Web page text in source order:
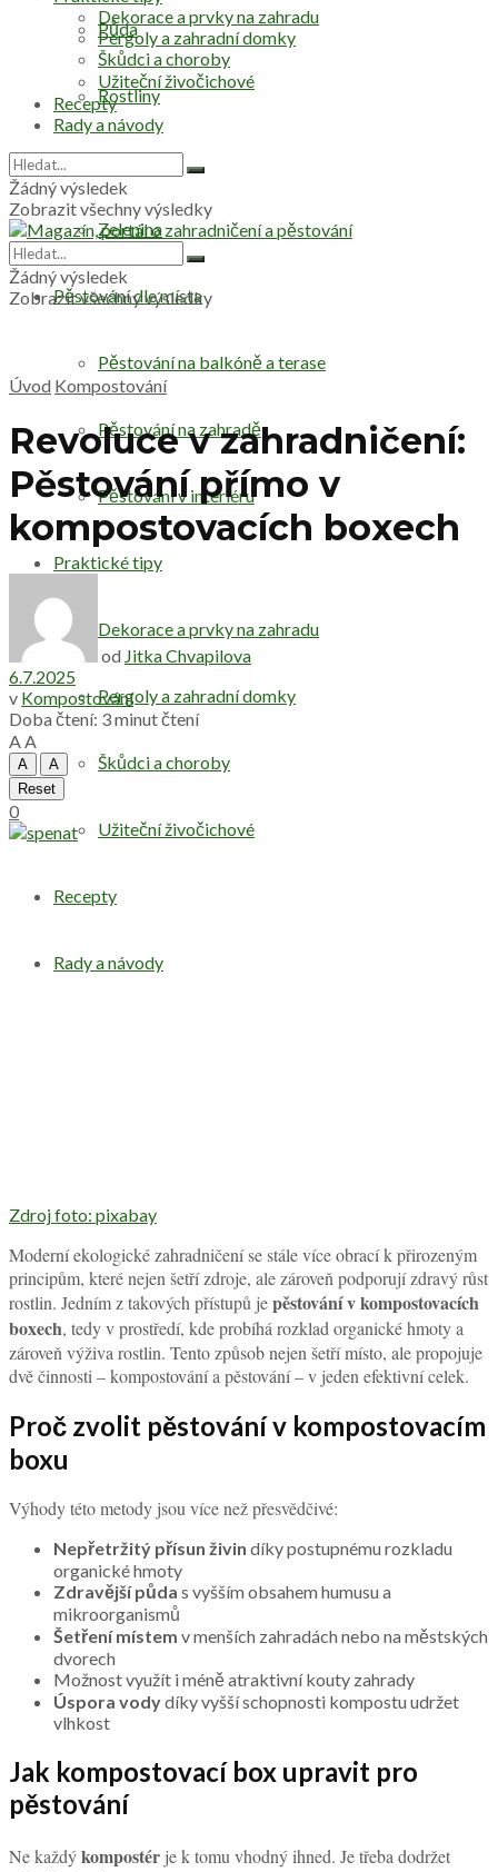
Půda
Rostliny
Zelenina
Pěstování dle místa
Pěstování na balkóně a terase
Pěstování na zahradě
Pěstování v interiéru
Praktické tipy
Dekorace a prvky na zahradu
Pergoly a zahradní domky
Škůdci a choroby
Užiteční živočichové
Recepty
Rady a návody
Dekorace a prvky na zahradu
Pergoly a zahradní domky
Škůdci a choroby
Užiteční živočichové
Recepty
Rady a návody
Žádný výsledek
Zobrazit všechny výsledky
Žádný výsledek
Zobrazit všechny výsledky
Úvod Kompostování
Revoluce v zahradničení:
Pěstování přímo v
kompostovacích boxech
od Jitka Chvapilova
6.7.2025
v Kompostování
Doba čtení: 3 minut čtení
AA
A
A
Reset
0
Zdroj foto: pixabay
Moderní ekologické zahradničení se stále více obrací k přirozeným
principům, které nejen šetří zdroje, ale zároveň podporují zdravý růst
rostlin. Jedním z takových přístupů jepěstování v kompostovacích
boxech, tedy v prostředí, kde probíhá rozklad organické hmoty a
zároveň výživa rostlin. Tento způsob nejen šetří místo, ale propojuje
dvě činnosti – kompostování a pěstování – v jeden efektivní celek.
Proč zvolit pěstování v kompostovacím
boxu
Výhody této metody jsou více než přesvědčivé:
Nepřetržitý přísun živin díky postupnému rozkladu
organické hmoty
Zdravější půda s vyšším obsahem humusu a
mikroorganismů
Šetření místem v menších zahradách nebo na městských
dvorech
Možnost využít i méně atraktivní kouty zahrady
Úspora vodydíky vyšší schopnosti kompostu udržet
vlhkost
Jak kompostovací box upravit pro
pěstování
Ne každýkompostér je k tomu vhodný ihned. Je třeba dodržet